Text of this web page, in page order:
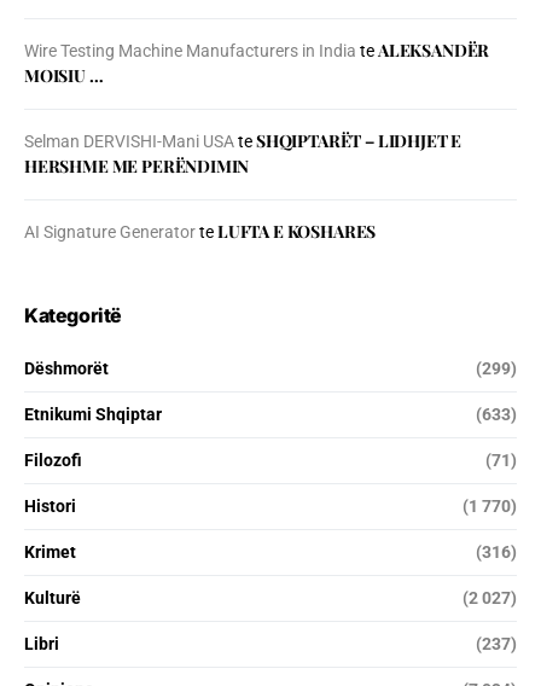
Wire Testing Machine Manufacturers in India teALEKSANDËR
MOISIU …
Selman DERVISHI-Mani USAteSHQIPTARËT – LIDHJET E
HERSHME ME PERËNDIMIN
AI Signature GeneratorteLUFTA E KOSHARES
Kategoritë
Dëshmorët (299)
Etnikumi Shqiptar (633)
Filozofi (71)
Histori (1 770)
Krimet (316)
Kulturë (2 027)
Libri (237)